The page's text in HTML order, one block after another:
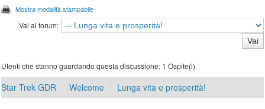
Mostra modalità stampabile
Vai al forum:
Utenti che stanno guardando questa discussione: 1 Ospite(i)
Star Trek GDR Welcome Lunga vita e prosperità!